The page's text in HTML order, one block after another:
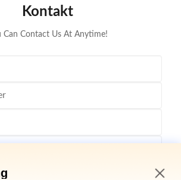
Kontakt
Can Contact Us At Anytime!